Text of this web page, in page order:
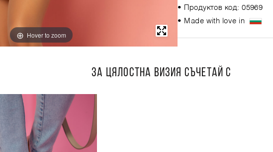
Hover to zoom
• Продуктов код: 05969
• Made with love in
ЗА ЦЯЛОСТНА ВИЗИЯ СЪЧЕТАЙ С